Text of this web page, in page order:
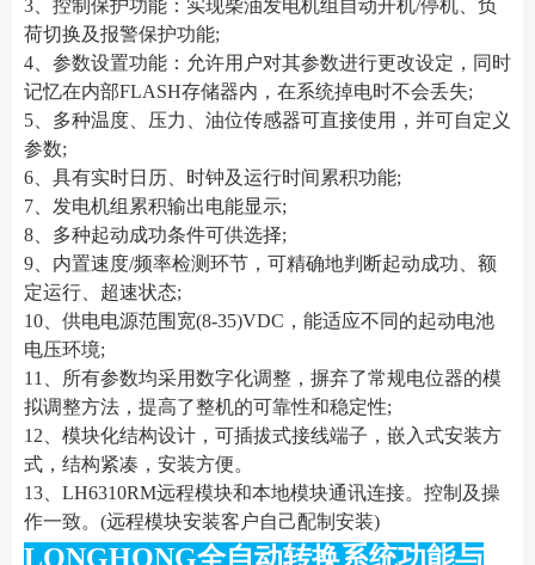
3、控制保护功能：实现柴油发电机组自动开机/停机、负
荷切换及报警保护功能;
4、参数设置功能：允许用户对其参数进行更改设定，同时
记忆在内部FLASH存储器内，在系统掉电时不会丢失;
5、多种温度、压力、油位传感器可直接使用，并可自定义
参数;
6、具有实时日历、时钟及运行时间累积功能;
7、发电机组累积输出电能显示;
8、多种起动成功条件可供选择;
9、内置速度/频率检测环节，可精确地判断起动成功、额
定运行、超速状态;
10、供电电源范围宽(8-35)VDC，能适应不同的起动电池
电压环境;
11、所有参数均采用数字化调整，摒弃了常规电位器的模
拟调整方法，提高了整机的可靠性和稳定性;
12、模块化结构设计，可插拔式接线端子，嵌入式安装方
式，结构紧凑，安装方便。
13、LH6310RM远程模块和本地模块通讯连接。控制及操
作一致。(远程模块安装客户自己配制安装)
LONGHONG全自动转换系统功能与